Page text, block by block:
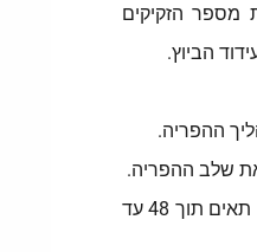
מספר הזקיקים
הביוץ.
ההפריה.
שלב ההפריה.
שלב ההפריה החוץ גופית במהלכו מתבצעת הפריה של תאי הביצית עם תאי הזרע בתנאי מעבדה. במקרים בהם הביצית המופרית מתחלקת ל-6 עד 12 תאים תוך 48 עד